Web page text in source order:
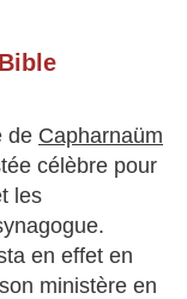
de Capharnaüm
célèbre pour
les
en effet en
ministère en